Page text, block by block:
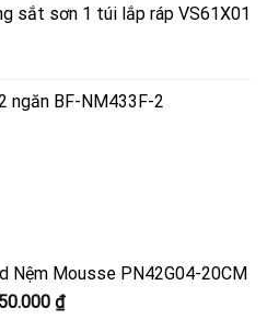
₫.là:
sắt sơn 1 túi lắp ráp VS61X01
ngăn BF-NM433F-2
Nệm Mousse PN42G04-20CM
₫Giá